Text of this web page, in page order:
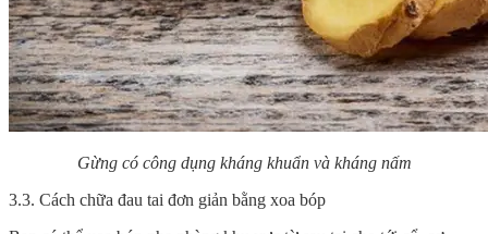
Gừng có công dụng kháng khuẩn và kháng nấm
3.3. Cách chữa đau tai đơn giản bằng xoa bóp